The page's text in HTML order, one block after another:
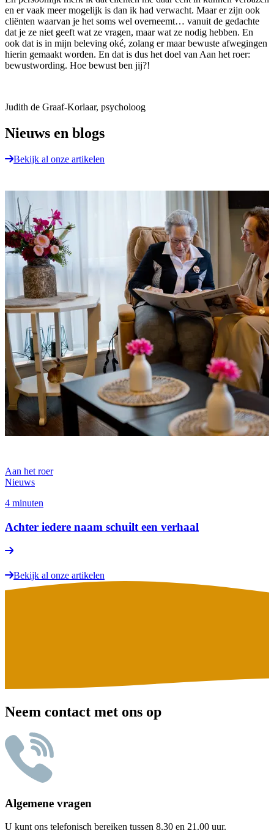
en er vaak meer mogelijk is dan ik had verwacht. Maar er zijn ook
cliënten waarvan je het soms wel overneemt… vanuit de gedachte
dat je ze niet geeft wat ze vragen, maar wat ze nodig hebben. En
ook dat is in mijn beleving oké, zolang er maar bewuste afwegingen
hierin gemaakt worden. En dat is dus het doel van Aan het roer:
bewustwording. Hoe bewust ben jij?!
Judith de Graaf-Korlaar, psycholoog
Nieuws en blogs
Bekijk al onze artikelen
Aan het roer
Nieuws
4 minuten
Achter iedere naam schuilt een verhaal
Bekijk al onze artikelen
Neem contact met ons op
Algemene vragen
U kunt ons telefonisch bereiken tussen 8.30 en 21.00 uur.